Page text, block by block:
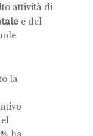
attività di
e del
la